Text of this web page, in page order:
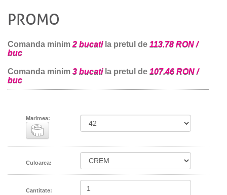
PROMO
Comanda minim 2 bucatila pretul de 113.78 RON /
buc
Comanda minim 3 bucatila pretul de 107.46 RON /
buc
Marimea:
Culoarea:
Cantitate: